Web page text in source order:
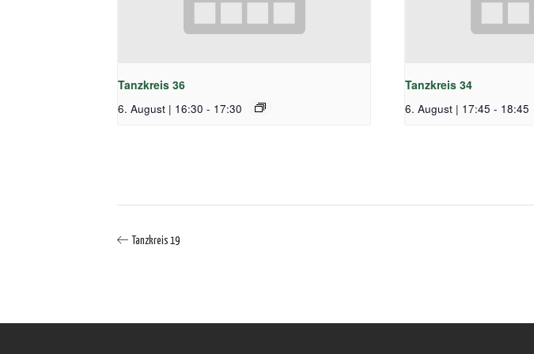
Tanzkreis 36
6. August | 16:30 - 17:30
Tanzkreis 34
6. August | 17:45 - 18:45
Tanzkreis 19